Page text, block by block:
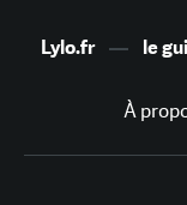
Lylo.fr— le
À